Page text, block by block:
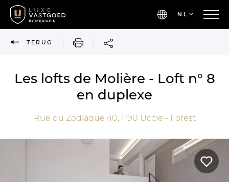
NL
TERUG AFDRUKKEN
Les lofts de Molière - Loft n° 8
en duplexe
Rue du Zodiaque 40, 1190 Uccle - Forest